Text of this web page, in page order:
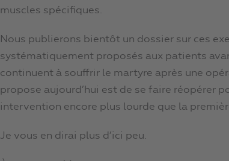
muscles spécifiques.
Nous publierons bientôt un dossier sur ces
systématiquement proposés aux patients
continuent à souffrir le martyre après une
propose aujourd’hui est de se faire réopérer
intervention encore plus lourde que la
Je vous en dirai plus d’ici peu.